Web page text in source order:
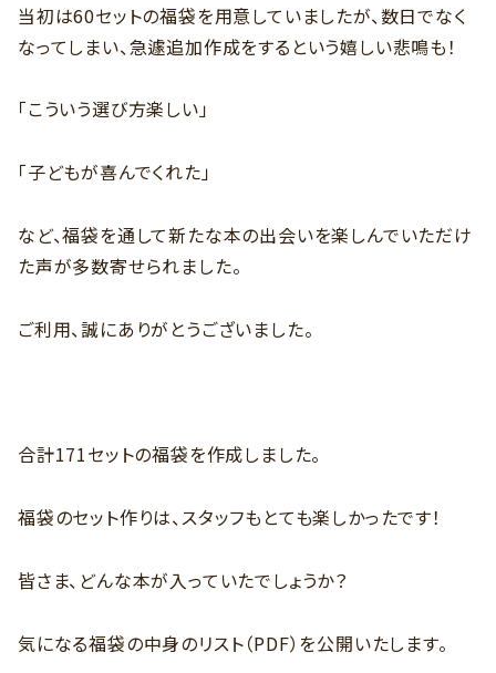
当初は60セットの福袋を用意していましたが、数日でなく
なってしまい、急遽追加作成をするという嬉しい悲鳴も！
「こういう選び方楽しい」
「子どもが喜んでくれた」
など、福袋を通して新たな本の出会いを楽しんでいただけ
た声が多数寄せられました。
ご利用、誠にありがとうございました。
合計171セットの福袋を作成しました。
福袋のセット作りは、スタッフもとても楽しかったです！
皆さま、どんな本が入っていたでしょうか？
気になる福袋の中身のリスト（PDF）を公開いたします。